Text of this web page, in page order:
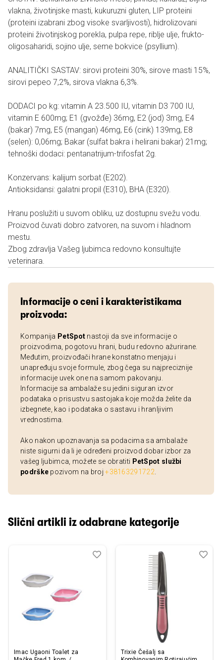
vlakna, životinjske masti, kukuruzni gluten, LIP proteini
(proteini izabrani zbog visoke svarljivosti), hidrolizovani
proteini životinjskog porekla, pulpa repe, riblje ulje, frukto-
oligosaharidi, sojino ulje, seme bokvice (psyllium).
ANALITIČKI SASTAV: sirovi proteini 30%, sirove masti 15%,
sirovi pepeo 7,2%, sirova vlakna 6,3%.
DODACI po kg: vitamin A 23.500 IU, vitamin D3 700 IU,
vitamin E 600mg; E1 (gvožđe) 36mg, E2 (jod) 3mg, E4
(bakar) 7mg, E5 (mangan) 46mg, E6 (cink) 139mg, E8
(selen): 0,06mg; Bakar (sulfat bakra i helirani bakar) 21mg;
tehnoški dodaci: pentanatrijum-trifosfat 2g.
Konzervans: kalijum sorbat (E202).
Antioksidansi: galatni propil (E310), BHA (E320).
Hranu poslužiti u suvom obliku, uz dostupnu svežu vodu.
Proizvod čuvati dobro zatvoren, na suvom i hladnom
mestu.
Zbog zdravlja Vašeg ljubimca redovno konsultujte
veterinara.
Informacije o ceni i karakteristikama
proizvoda:
Kompanija PetSpot nastoji da sve informacije o
proizvodima, pogotovu hrani, budu redovno ažurirane.
Međutim, proizvođači hrane konstatno menjaju i
unapređuju svoje formule, zbog čega su najpreciznije
informacije uvek one na samom pakovanju.
Informacije sa ambalaže su jedini siguran izvor
podataka o prisustvu sastojaka koje možda želite da
izbegnete, kao i podataka o sastavu i hranljivim
vrednostima.
Ako nakon upoznavanja sa podacima sa ambalaže
niste sigurni da li je određeni proizvod dobar izbor za
vašeg ljubimca, možete se obratiti PetSpot službi
podrške pozivom na broj+38163291722
Slični artikli iz odabrane kategorije
Imac Ugaoni Toalet za
Dodaj
Uporedi
Trixie Češalj sa